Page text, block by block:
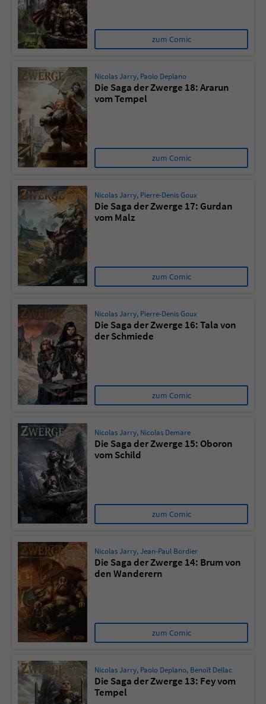
zum Comic
Nicolas Jarry, Paolo Deplano
Die Saga der Zwerge 18: Ararun
vom Tempel
zum Comic
Nicolas Jarry, Pierre-Denis Goux
Die Saga der Zwerge 17: Gurdan
vom Malz
zum Comic
Nicolas Jarry, Pierre-Denis Goux
Die Saga der Zwerge 16: Tala von
der Schmiede
zum Comic
Nicolas Jarry, Nicolas Demare
Die Saga der Zwerge 15: Oboron
vom Schild
zum Comic
Nicolas Jarry,Jean-Paul Bordier
Die Saga der Zwerge 14: Brum von
den Wanderern
zum Comic
Nicolas Jarry, Paolo Deplano, Benoît Dellac
Die Saga der Zwerge 13: Fey vom
Tempel